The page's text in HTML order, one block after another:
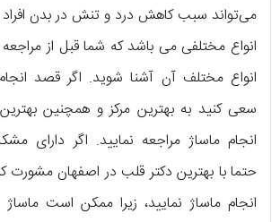
می‌تواند سبب کاهش درد و تنش در بدن افراد
انواع مختلفی می باشد که شما قبل از مراجعه
انواع مختلف آن آشنا شوید. اگر قصد انجام
سعی کنید به بهترین مرکز و همچنین
انجام ماساژ مراجعه نمایید. اگر دارای
حتما با بهترین دکتر قلب در اصفهان مشورت
انجام ماساژ نمایید، زیرا ممکن است